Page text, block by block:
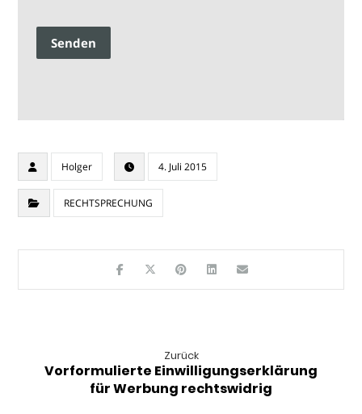
Senden
Holger 4. Juli 2015
RECHTSPRECHUNG
Zurück
Vorformulierte Einwilligungserklärung
für Werbung rechtswidrig